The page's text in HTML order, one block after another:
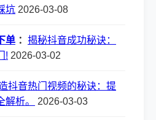
坑 2026-03-08
单 ： 揭秘抖音成功秘诀：
! 2026-03-02
抖音热门视频的秘诀：提
析。
2026-03-03